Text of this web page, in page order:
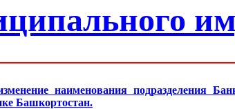
наименования подразделения
Башкортостан.